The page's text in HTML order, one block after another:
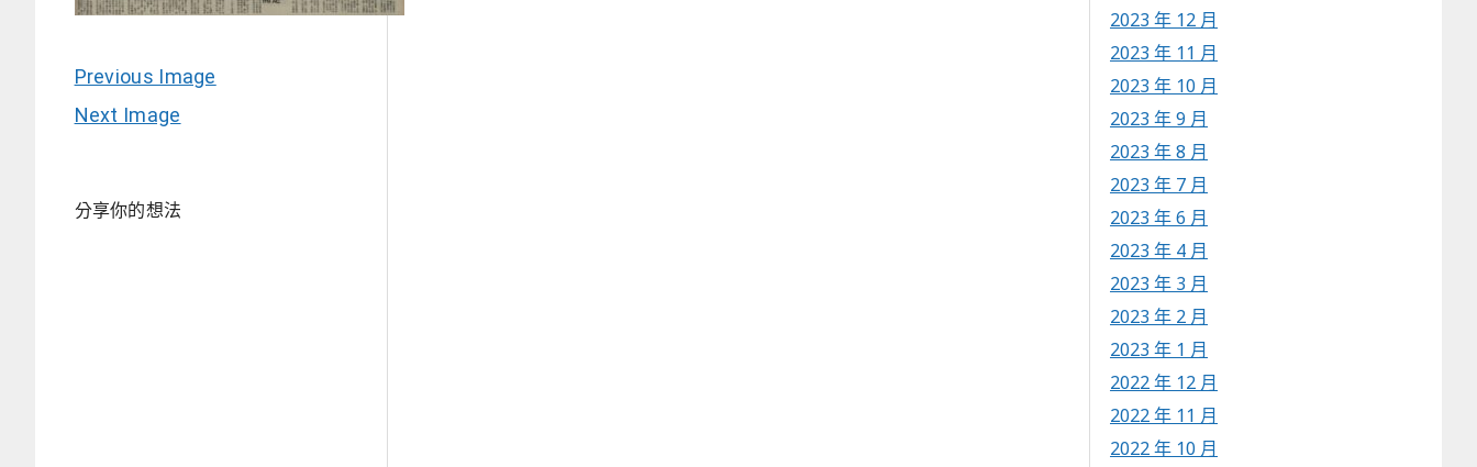
Previous Image
Next Image
分享你的想法
2023 年 12 月
2023 年 11 月
2023 年 10 月
2023 年 9 月
2023 年 8 月
2023 年 7 月
2023 年 6 月
2023 年 4 月
2023 年 3 月
2023 年 2 月
2023 年 1 月
2022 年 12 月
2022 年 11 月
2022 年 10 月